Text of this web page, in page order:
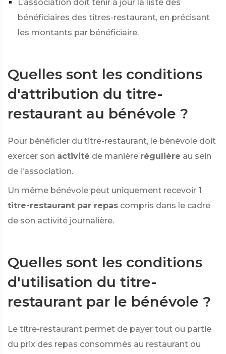
L’association doit tenir à jour la liste des
bénéficiaires des titres-restaurant, en précisant
les montants par bénéficiaire.
Quelles sont les conditions
d'attribution du titre-
restaurant au bénévole ?
Pour bénéficier du titre-restaurant, le bénévole doit
exercer son activité de manière régulière au sein
de l'association.
Un même bénévole peut uniquement recevoir 1
titre-restaurant par repas compris dans le cadre
de son activité journalière.
Quelles sont les conditions
d'utilisation du titre-
restaurant par le bénévole ?
Le titre-restaurant permet de payer tout ou partie
du prix des repas consommés au restaurant ou